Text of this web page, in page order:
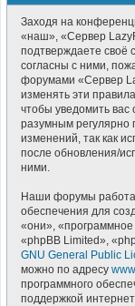
Заходя на
«наш», «Сервер
подтверждаете своё
согласны с ними,
форумами «Сервер
изменять эти
чтобы уведомить
разумным регулярно
изменений, так как
после обновления/
ними.
Наши форумы
обеспечения для
«они»,
«phpBB Limited»,
GNU General Public
можно по адресу
программного
поддержкой